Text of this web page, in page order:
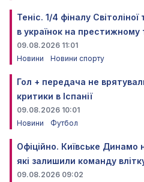
Теніс. 1/4 фіналу
в українок на престижному
09.08.2026 11:01
Новини
Новини спорту
Гол + передача не
критики в Іспанії
09.08.2026 10:01
Новини
Футбол
Офіційно. Київське Динамо
які залишили команду
09.08.2026 09:02